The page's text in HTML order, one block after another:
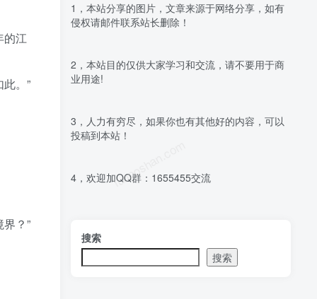
luoposhan.com
的江
。”
？”
1，本站分享的图片，文章来源于网络分享，如有
侵权请邮件联系站长删除！
2，本站目的仅供大家学习和交流，请不要用于商
业用途!
3，人力有穷尽，如果你也有其他好的内容，可以
投稿到本站！
4，欢迎加QQ群：1655455交流
搜索
搜索